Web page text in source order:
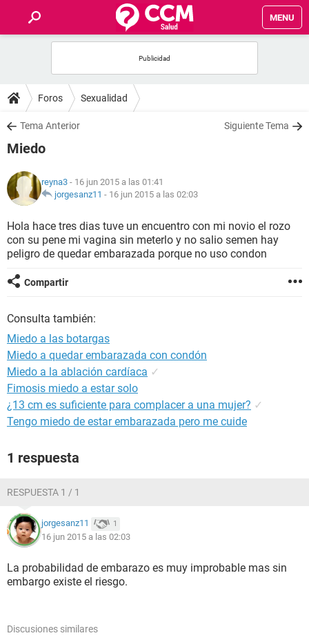
MENU
FOROS
SALUD
NUTRICIÓN
BIENESTAR
Foros Sexualidad
Tema Anterior Siguiente Tema
Miedo
reyna3 - 16 jun 2015 a las 01:41
jorgesanz11 - 16 jun 2015 a las 02:03
Hola hace tres dias tuve un encuentro con mi novio el rozo
con su pene mi vagina sin meterlo y no salio semen hay
peligro de quedar embarazada porque no uso condon
Compartir
Consulta también:
Miedo a las botargas
Miedo a quedar embarazada con condón
Miedo a la ablación cardíaca ✓
Fimosis miedo a estar solo
¿13 cm es suficiente para complacer a una mujer? ✓
Tengo miedo de estar embarazada pero me cuide
1 respuesta
RESPUESTA 1 / 1
jorgesanz11 1
16 jun 2015 a las 02:03
La probabilidad de embarazo es muy improbable mas sin
embargo existe el riesgo.
Discusiones similares